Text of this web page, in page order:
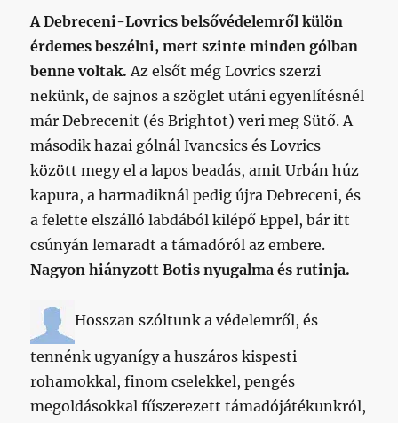
A Debreceni-Lovrics belsővédelemről külön
érdemes beszélni, mert szinte minden gólban
benne voltak. Az elsőt még Lovrics szerzi
nekünk, de sajnos a szöglet utáni egyenlítésnél
már Debrecenit (és Brightot) veri meg Sütő. A
második hazai gólnál Ivancsics és Lovrics
között megy el a lapos beadás, amit Urbán húz
kapura, a harmadiknál pedig újra Debreceni, és
a felette elszálló labdából kilépő Eppel, bár itt
csúnyán lemaradt a támadóról az embere.
Nagyon hiányzott Botis nyugalma és rutinja.
Hosszan szóltunk a védelemről, és
tennénk ugyanígy a huszáros kispesti
rohamokkal, finom cselekkel, pengés
megoldásokkal fűszerezett támadójátékunkról,